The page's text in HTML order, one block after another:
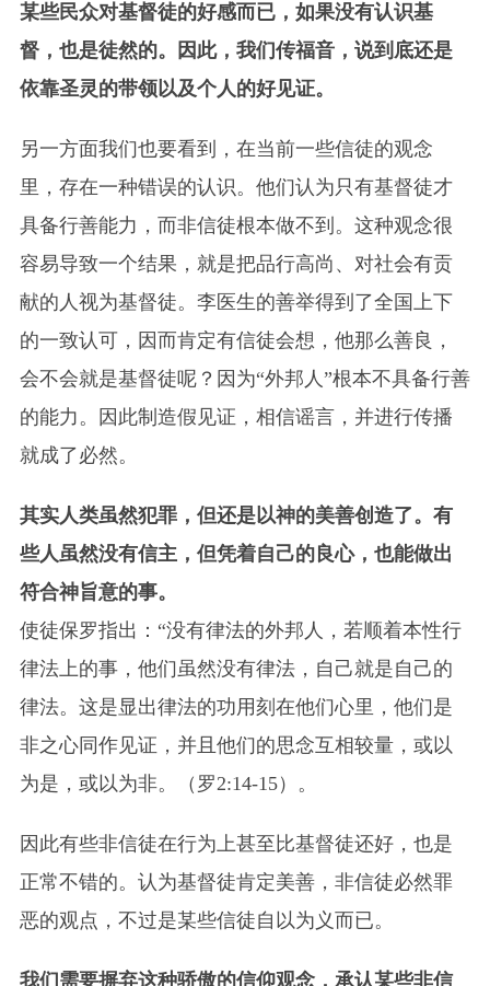
某些民众对基督徒的好感而已，如果没有认识基
督，也是徒然的。因此，我们传福音，说到底还是
依靠圣灵的带领以及个人的好见证。
另一方面我们也要看到，在当前一些信徒的观念
里，存在一种错误的认识。他们认为只有基督徒才
具备行善能力，而非信徒根本做不到。这种观念很
容易导致一个结果，就是把品行高尚、对社会有贡
献的人视为基督徒。李医生的善举得到了全国上下
的一致认可，因而肯定有信徒会想，他那么善良，
会不会就是基督徒呢？因为“外邦人”根本不具备行善
的能力。因此制造假见证，相信谣言，并进行传播
就成了必然。
其实人类虽然犯罪，但还是以神的美善创造了。有
些人虽然没有信主，但凭着自己的良心，也能做出
符合神旨意的事。
使徒保罗指出：“没有律法的外邦人，若顺着本性行
律法上的事，他们虽然没有律法，自己就是自己的
律法。这是显出律法的功用刻在他们心里，他们是
非之心同作见证，并且他们的思念互相较量，或以
为是，或以为非。（罗2:14-15）。
因此有些非信徒在行为上甚至比基督徒还好，也是
正常不错的。认为基督徒肯定美善，非信徒必然罪
恶的观点，不过是某些信徒自以为义而已。
我们需要摒弃这种骄傲的信仰观念，承认某些非信